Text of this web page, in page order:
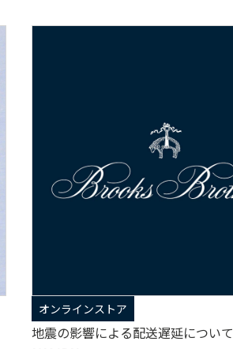
オンラインストア
地震の影響による配送遅延について